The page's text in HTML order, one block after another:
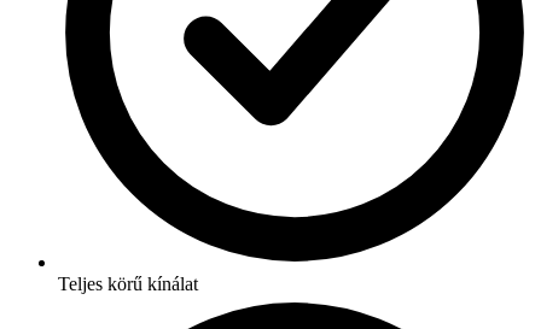
Teljes körű kínálat